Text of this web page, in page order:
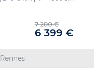
7 200 €
6 399 €
Rennes